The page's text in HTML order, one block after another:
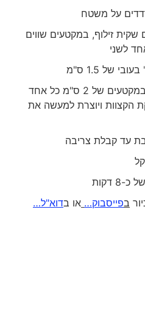
על משטח
זילוף, במקטעים שווים
1.5 ס"מ
בעזרת כף עץ חותכים במקטעים של 2 ס"מ כל אחד
ויוצרת למעשה את
קבלת צריבה
בפייסבוק… או בדוא"ל…